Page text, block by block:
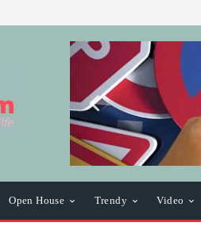
Open House Trendy Video